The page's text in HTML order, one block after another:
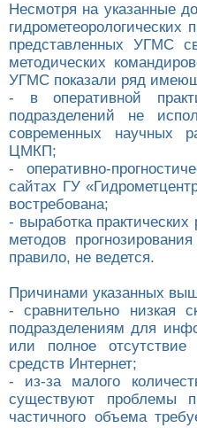
Несмотря на указанные
гидрометеорологических
представленных УГМС
методических
УГМС показали ряд
- в оперативной
подразделений не
современных научных
ЦМКП;
- оперативно-
сайтах ГУ
востребована;
- выработка
методов
правило, не ведется.
Причинами указанных
- сравнительно низкая
подразделениям для
или полное отсутствие
средств Интернет;
- из-за малого
существуют проблемы
частичного объема